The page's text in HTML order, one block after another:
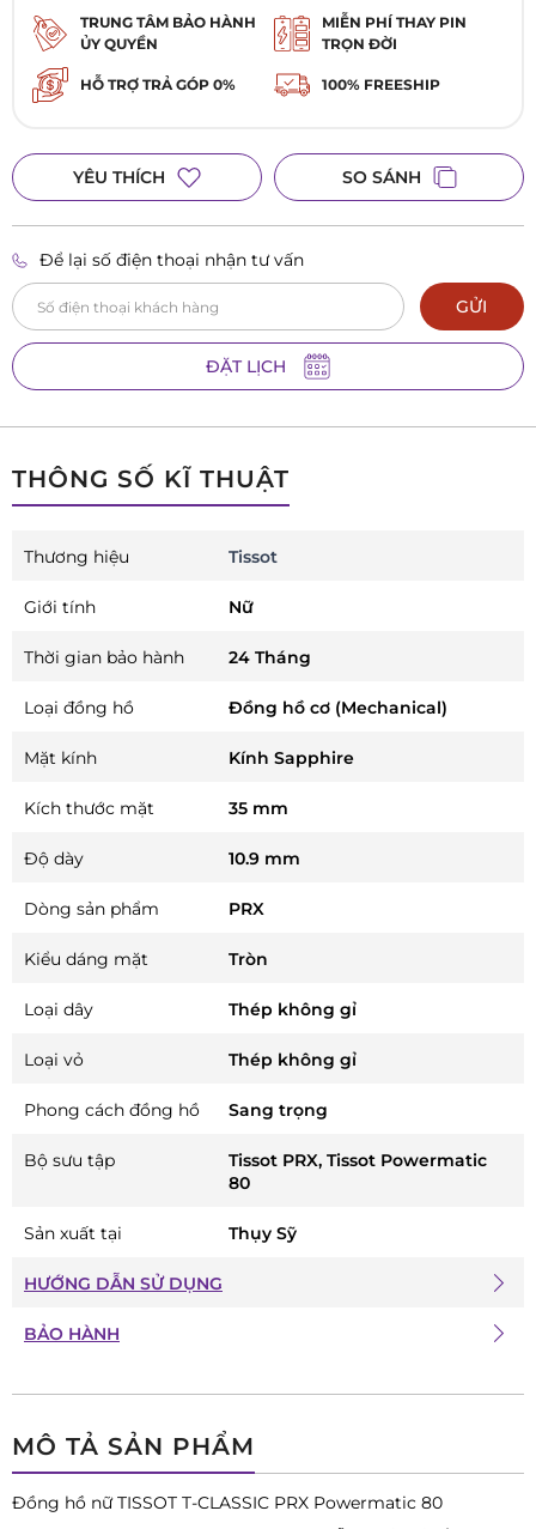
TRUNG TÂM BẢO HÀNH
ỦY QUYỀN
MIỄN PHÍ THAY PIN
TRỌN ĐỜI
HỖ TRỢ TRẢ GÓP 0% 100% FREESHIP
YÊU THÍCH SO SÁNH
Để lại số điện thoại nhận tư vấn
GỬI
ĐẶT LỊCH
MÔ TẢ SẢN PHẨM
Đồng hồ nữ TISSOT T-CLASSIC PRX Powermatic 80
THÔNG SỐ KĨ THUẬT
Thương hiệu Tissot
Giới tính Nữ
Thời gian bảo hành 24 Tháng
Loại đồng hồ Đồng hồ cơ (Mechanical)
Mặt kính Kính Sapphire
Kích thước mặt 35 mm
Độ dày 10.9 mm
Dòng sản phẩm PRX
Kiểu dáng mặt Tròn
Loại dây Thép không gỉ
Loại vỏ Thép không gỉ
Phong cách đồng hồ Sang trọng
Bộ sưu tập
Tissot PRX, Tissot Powermatic
80
Sản xuất tại Thụy Sỹ
HƯỚNG DẪN SỬ DỤNG
BẢO HÀNH